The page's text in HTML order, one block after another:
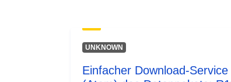
UNKNOWN
Einfacher Download-Service